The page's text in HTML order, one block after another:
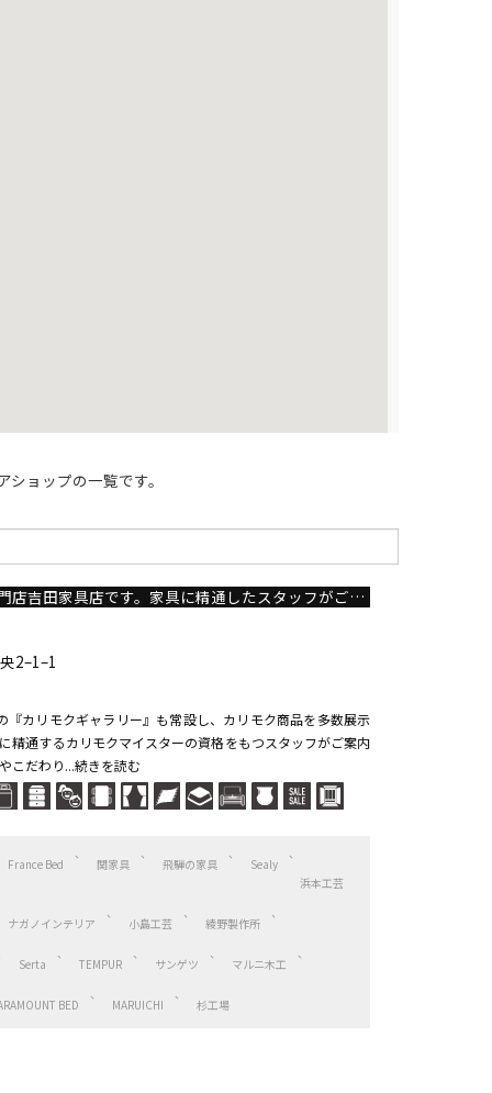
ョップの一覧です。
福島県いわき市の家具専門店吉田家具店です。家具に精通したスタッフがご案内いたします！
2–1–1
『カリモクギャラリー』も常設し、カリモク商品を多数展示
精通するカリモクマイスターの資格をもつスタッフがご案内
こだわり...続きを読む
France Bed 関家具 飛騨の家具
Sealy
浜本工芸
ナガノインテリア 小島工芸 綾野製作所
Serta TEMPUR サンゲツ マルニ木工
BED MARUICHI 杉工場